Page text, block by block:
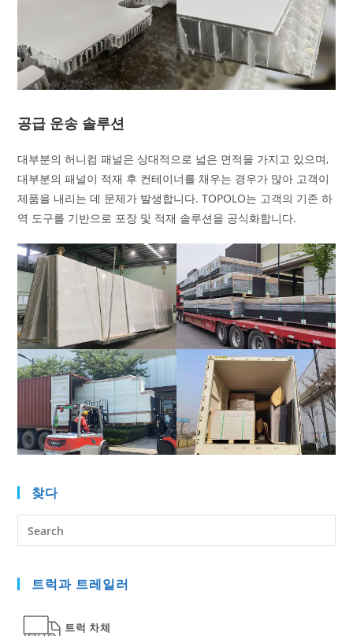
공급 운송 솔루션
대부분의 허니컴 패널은 상대적으로 넓은 면적을 가지고 있으며,
대부분의 패널이 적재 후 컨테이너를 채우는 경우가 많아 고객이
제품을 내리는 데 문제가 발생합니다. TOPOLO는 고객의 기존 하
역 도구를 기반으로 포장 및 적재 솔루션을 공식화합니다.
찾다
트럭과 트레일러
트럭 차체